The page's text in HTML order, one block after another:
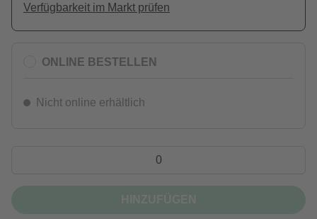
Verfügbarkeit im Markt prüfen
ONLINE BESTELLEN
Nicht online erhältlich